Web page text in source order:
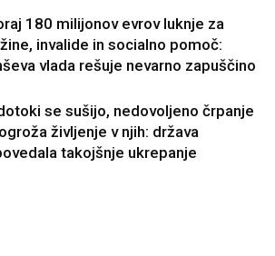
180 milijonov evrov luknje za
invalide in socialno pomoč:
vlada rešuje nevarno zapuščino
se sušijo, nedovoljeno črpanje
življenje v njih: država
takojšnje ukrepanje